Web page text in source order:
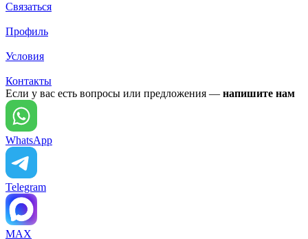
Связаться
Профиль
Условия
Контакты
Если у вас есть вопросы или предложения — напишите нам
WhatsApp
Telegram
MAX